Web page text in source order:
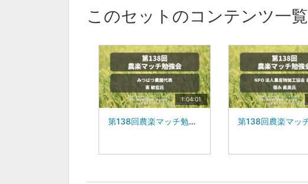
このセットのコンテンツ一覧
1:04:01
第138回農楽マッチ勉強会:みつばち農園 代表 東 敏宏 氏